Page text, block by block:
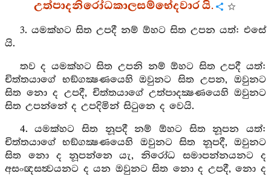
උත්පාදනිරෝධකාලසම්භේදවාර යි.
3. යමක්හට සිත උපදී නම් ඕහට සිත උපන යත්: එසේ
යි.
තව ද යමක්හට සිත උපනි නම් ඕහට සිත උපදී යත්:
චිත්තයාගේ භඞ්ගක්‍ෂණයෙහි ඔවුනට සිත උපන, ඔවුනට
සිත නො ද උපදී, චිත්තයාගේ උත්පාදක්‍ෂණයෙහි ඔවුනට
සිත උපන්නේ ද උපදිමින් සිටුනෙ ද වෙයි.
4. යමක්හට සිත නූපදී නම් ඕහට සිත නූපන යත්:
චිත්තයාගේ භඞ්ගක්‍ෂණයෙහි ඔවුනට සිත නූපදී, ඔවුනට
සිත නො ද නූපන්නෙ යැ, නිරෝධ සමාපන්නයනට ද
අසංඥසත්‍වයනට ද යන ඔවුනට සිත නො ද උපදී, නො ද